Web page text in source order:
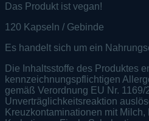
Das Produkt ist vegan!
120 Kapseln / Gebinde
Es handelt sich um ein
Die Inhaltsstoffe des Produktes
kennzeichnungspflichtigen
gemäß Verordnung EU Nr.
Unverträglichkeitsreaktion
Kreuzkontaminationen mit Milch,